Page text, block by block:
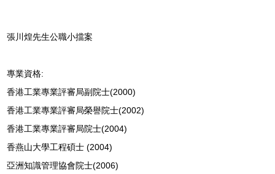
張川煌先生公職小擋案
專業資格:
香港工業專業評審局副院士(2000)
香港工業專業評審局榮譽院士(2002)
香港工業專業評審局院士(2004)
香燕山大學工程碩士 (2004)
亞洲知識管理協會院士(2006)